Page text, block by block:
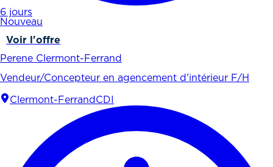
6 jours
Nouveau
Voir l'offre
Perene Clermont-Ferrand
Vendeur/Concepteur en agencement d’intérieur F/H
Clermont-Ferrand CDI